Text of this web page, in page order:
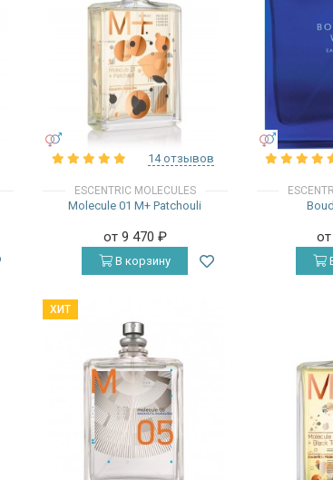
УНИСЕКС
14 отзывов
ESCENTRIC MOLECULES
Molecule 01 M+ Patchouli
от 9 470 ₽
В корзину
УНИСЕКС
ХИТ